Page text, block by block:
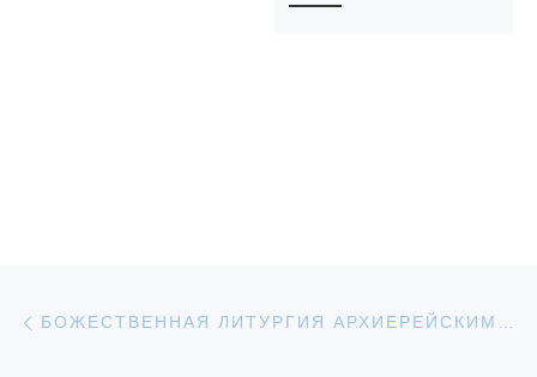
Навигация по записям